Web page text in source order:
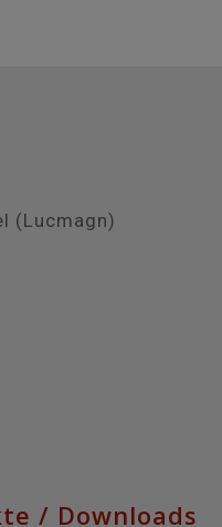
(Lucmagn)
/ Downloads